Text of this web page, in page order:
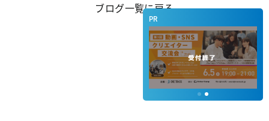
PR
ブログ一覧に戻る